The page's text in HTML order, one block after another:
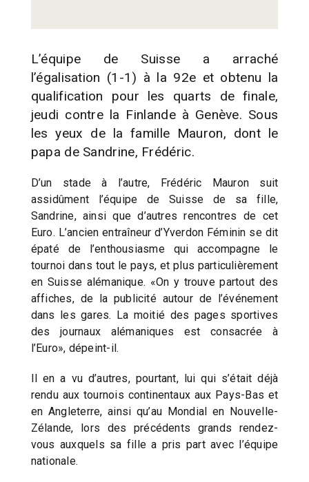
L’équipe de Suisse a arraché
l’égalisation (1-1) à la 92e et obtenu la
qualification pour les quarts de finale,
jeudi contre la Finlande à Genève. Sous
les yeux de la famille Mauron, dont le
papa de Sandrine, Frédéric.
D’un stade à l’autre, Frédéric Mauron suit
assidûment l’équipe de Suisse de sa fille,
Sandrine, ainsi que d’autres rencontres de cet
Euro. L’ancien entraîneur d’Yverdon Féminin se dit
épaté de l’enthousiasme qui accompagne le
tournoi dans tout le pays, et plus particulièrement
en Suisse alémanique. «On y trouve partout des
affiches, de la publicité autour de l’événement
dans les gares. La moitié des pages sportives
des journaux alémaniques est consacrée à
l’Euro», dépeint-il.
Il en a vu d’autres, pourtant, lui qui s’était déjà
rendu aux tournois continentaux aux Pays-Bas et
en Angleterre, ainsi qu’au Mondial en Nouvelle-
Zélande, lors des précédents grands rendez-
vous auxquels sa fille a pris part avec l’équipe
nationale.